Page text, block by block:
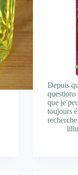
Depuis
questions
que je
toujours